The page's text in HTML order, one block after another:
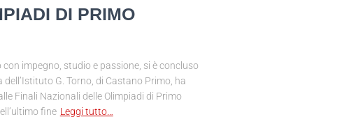
DI PRIMO
impegno, studio e passione, si è concluso
G. Torno, di Castano Primo, ha
Finali Nazionali delle Olimpiadi di Primo
fine Leggi tutto…